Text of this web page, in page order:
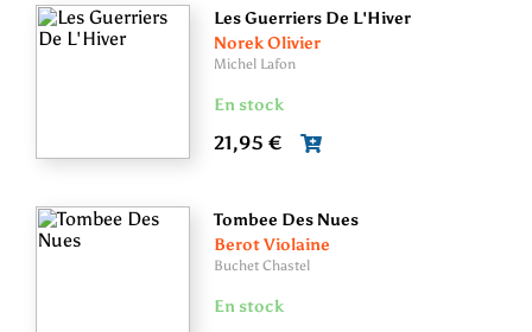
Les Guerriers De L'Hiver
Norek Olivier
Michel Lafon
En stock
21,95 €
Tombee Des Nues
Berot Violaine
Buchet Chastel
En stock